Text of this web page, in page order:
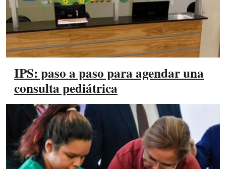
IPS: paso a paso para agendar una
consulta pediátrica